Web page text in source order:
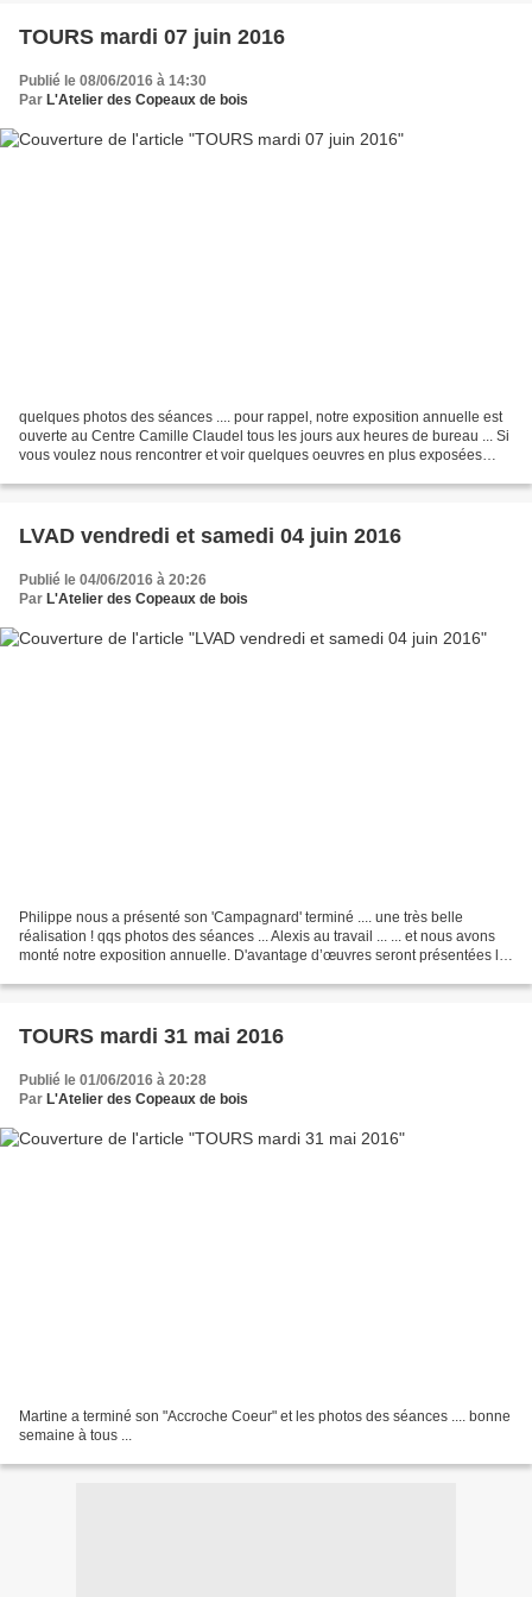
TOURS mardi 07 juin 2016
Publié le 08/06/2016 à 14:30
Par L'Atelier des Copeaux de bois
quelques photos des séances .... pour rappel, notre exposition annuelle est
ouverte au Centre Camille Claudel tous les jours aux heures de bureau ... Si
vous voulez nous rencontrer et voir quelques oeuvres en plus exposées
LVAD vendredi et samedi 04 juin 2016
Publié le 04/06/2016 à 20:26
Par L'Atelier des Copeaux de bois
Philippe nous a présenté son 'Campagnard' terminé .... une très belle
réalisation ! qqs photos des séances ... Alexis au travail ... ... et nous avons
monté notre exposition annuelle. D'avantage d’œuvres seront présentées le
TOURS mardi 31 mai 2016
Publié le 01/06/2016 à 20:28
Par L'Atelier des Copeaux de bois
Martine a terminé son "Accroche Coeur" et les photos des séances .... bonne
semaine à tous ...